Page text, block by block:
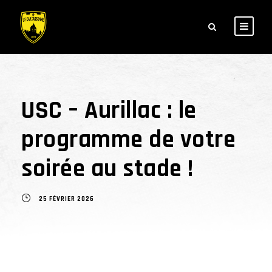
USC – Aurillac : le
programme de votre
soirée au stade !
25 FÉVRIER 2026